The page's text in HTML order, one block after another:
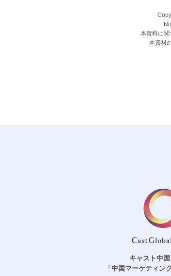
本資料に関
本資料
キャスト中
「中国マーケティン